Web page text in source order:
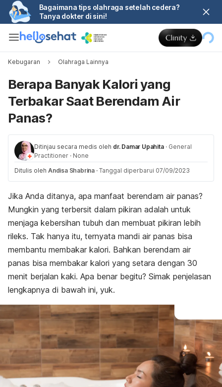
Bagaimana tips olahraga setelah cedera?
Tanya dokter di sini!
Kebugaran Olahraga Lainnya
Berapa Banyak Kalori yang
Terbakar Saat Berendam Air
Panas?
Ditinjau secara medis oleh dr. Damar Upahita · General
Practitioner · None
Ditulis oleh Andisa Shabrina · Tanggal diperbarui 07/09/2023
Jika Anda ditanya, apa manfaat berendam air panas?
Mungkin yang terbersit dalam pikiran adalah untuk
menjaga kebersihan tubuh dan membuat pikiran lebih
rileks. Tak hanya itu, ternyata mandi air panas bisa
membantu membakar kalori. Bahkan berendam air
panas bisa membakar kalori yang setara dengan 30
menit berjalan kaki. Apa benar begitu? Simak penjelasan
lengkapnya di bawah ini, yuk.